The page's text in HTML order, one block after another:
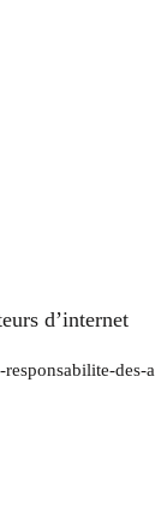
d’internet
des-